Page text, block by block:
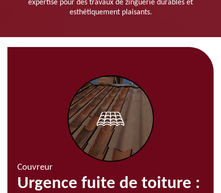
expertise pour des travaux de zinguerie durables et
esthétiquement plaisants.
Couvreur
Urgence fuite de toiture :